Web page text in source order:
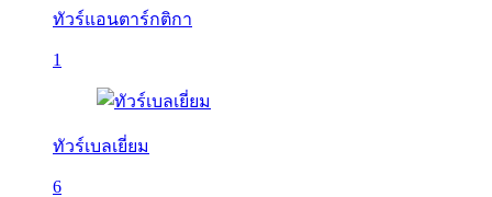
ทัวร์แอนตาร์กติกา
1
ทัวร์เบลเยี่ยม
6